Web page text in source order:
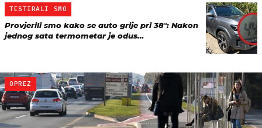
TESTIRALI SMO
Provjerili smo kako se auto grije pri 38°: Nakon
jednog sata termometar je odus…
OPREZ